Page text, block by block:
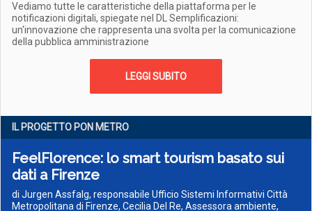
Vediamo tutte le caratteristiche della piattaforma per le
notificazioni digitali, spiegate nel DL Semplificazioni:
un'innovazione che rappresenta una svolta per la comunicazione
della pubblica amministrazione
LEGGI SUBITO
IL PROGETTO PON METRO
FeelFlorence: lo smart tourism basato sui
dati a Firenze
di Jurgen Assfalg, responsabile Ufficio Sistemi Informativi Città
Metropolitana di Firenze, Cecilia Del Re, Assessora ambiente,